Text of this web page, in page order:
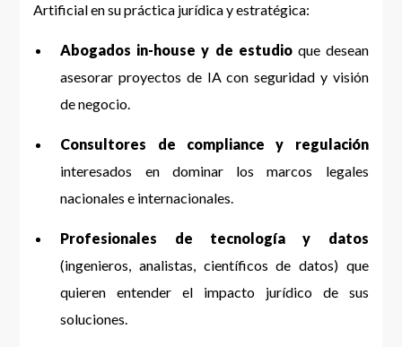
Artificial en su práctica jurídica y estratégica:
Abogados in-house y de estudio que desean
asesorar proyectos de IA con seguridad y visión
de negocio.
Consultores de compliance y regulación
interesados en dominar los marcos legales
nacionales e internacionales.
Profesionales de tecnología y datos
(ingenieros, analistas, científicos de datos) que
quieren entender el impacto jurídico de sus
soluciones.